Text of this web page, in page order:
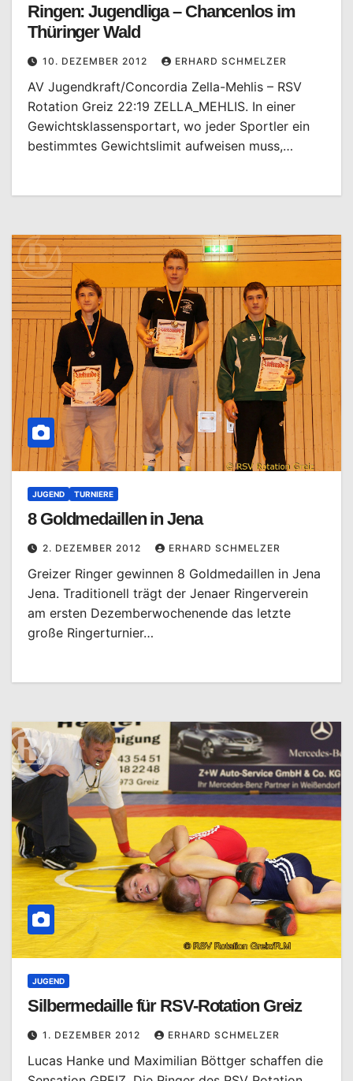
Ringen: Jugendliga – Chancenlos im
Thüringer Wald
10. DEZEMBER 2012 ERHARD SCHMELZER
AV Jugendkraft/Concordia Zella-Mehlis – RSV
Rotation Greiz 22:19 ZELLA_MEHLIS. In einer
Gewichtsklassensportart, wo jeder Sportler ein
bestimmtes Gewichtslimit aufweisen muss,…
JUGEND TURNIERE
8 Goldmedaillen in Jena
2. DEZEMBER 2012 ERHARD SCHMELZER
Greizer Ringer gewinnen 8 Goldmedaillen in Jena
Jena. Traditionell trägt der Jenaer Ringerverein
am ersten Dezemberwochenende das letzte
große Ringerturnier…
JUGEND
Silbermedaille für RSV-Rotation Greiz
1. DEZEMBER 2012 ERHARD SCHMELZER
Lucas Hanke und Maximilian Böttger schaffen die